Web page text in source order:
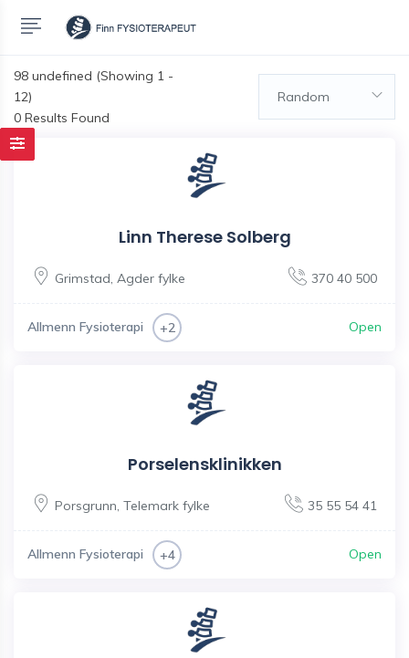
98 undefined (Showing 1 -
12)
0 Results Found
Random
Linn Therese Solberg
Grimstad Agder fylke 370 40 500
Allmenn Fysioterapi +2 Open
Porselensklinikken
Porsgrunn Telemark fylke 35 55 54 41
Allmenn Fysioterapi +4 Open